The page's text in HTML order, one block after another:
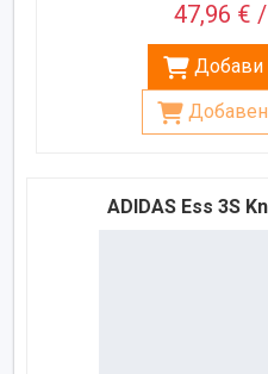
47,96 €
Добави
Добавен
ADIDAS Ess 3S